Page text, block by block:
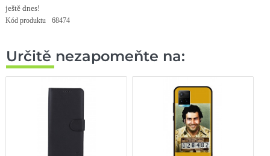
ještě dnes!
Kód produktu 68474
Určitě nezapomeňte na: